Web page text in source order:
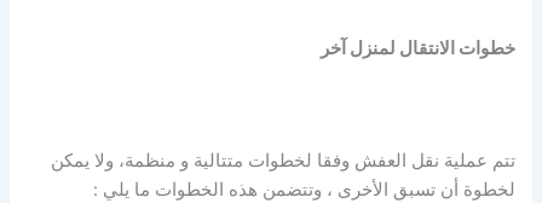
خطوات الانتقال لمنزل آخر
تتم عملية نقل العفش وفقا لخطوات متتالية و منظمة، ولا يمكن
لخطوة أن تسبق الأخرى ، وتتضمن هذه الخطوات ما يلي :